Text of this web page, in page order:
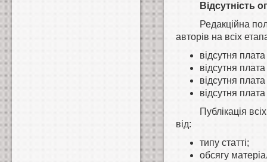
Відсутність
Редакційна
авторів на всіх
відсутня
відсутня
відсутня
відсутня
Публікація
від:
типу статті;
обсягу